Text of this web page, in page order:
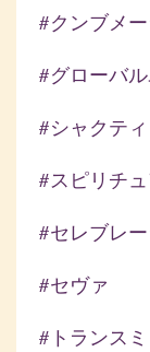
#クンブメー
#グローバ
#シャクティ
#スピリチ
#セレブレ
#セヴァ
#トランス